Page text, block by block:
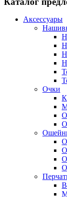
Аксессуары
Очки